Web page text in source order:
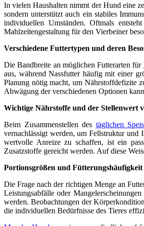
In vielen Haushalten nimmt der Hund eine
sondern unterstützt auch ein stabiles
individuellen Umständen. Oftmals entsteht
Mahlzeitengestaltung für den Vierbeiner
Verschiedene Futtertypen und deren
Die Bandbreite an möglichen Futterarten für
aus, während Nassfutter häufig mit einer
Planung nötig macht, um Nährstoffdefizite
Abwägung der verschiedenen Optionen
Wichtige Nährstoffe und der Stellenwert
Beim Zusammenstellen des täglichen
vernachlässigt werden, um Fellstruktur und
wertvolle Anreize zu schaffen, ist ein
Zusatzstoffe gereicht werden. Auf diese
Portionsgrößen und Fütterungshäufigkeit
Die Frage nach der richtigen Menge an
Leistungsabfälle oder
werden. Beobachtungen der
die individuellen Bedürfnisse des Tieres